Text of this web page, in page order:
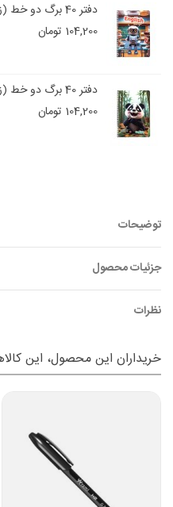
دفتر 40 برگ دو خط (زبان) وزیری مازلاین - کد...
104,200 تومان
دفتر 40 برگ دو خط (زبان) وزیری مازلاین - کد...
104,200 تومان
توضیحات
جزئیات محصول
نظرات
خریداران این محصول، این